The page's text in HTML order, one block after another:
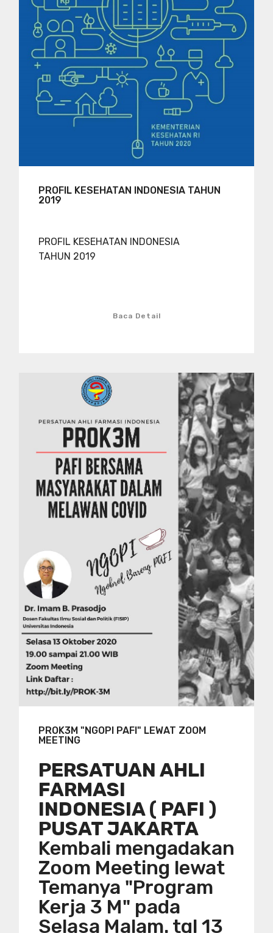
PROFIL KESEHATAN INDONESIA TAHUN
2019
PROFIL KESEHATAN INDONESIA
TAHUN 2019
Baca Detail
PROK3M "NGOPI PAFI" LEWAT ZOOM
MEETING
PERSATUAN AHLI
FARMASI
INDONESIA ( PAFI )
PUSAT JAKARTA
Kembali mengadakan
Zoom Meeting lewat
Temanya "Program
Kerja 3 M" pada
Selasa Malam. tgl 13